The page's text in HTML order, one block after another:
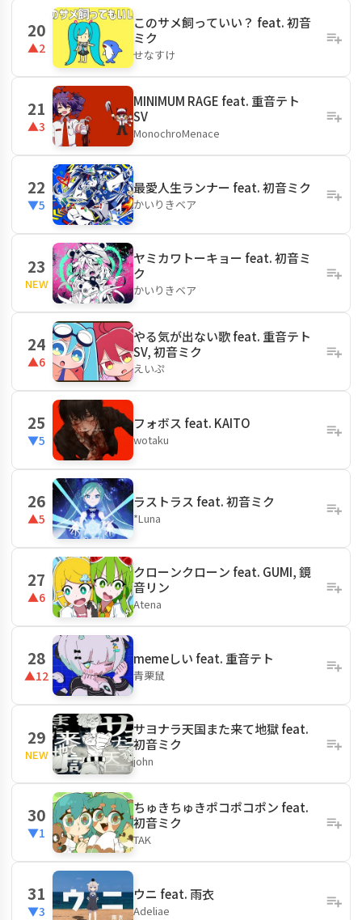
20
▲2
このサメ飼っていい？ feat. 初音
ミク
せなすけ
21
▲3
MINIMUM RAGE feat. 重音テト
SV
MonochroMenace
22
▼5
最愛人生ランナー feat. 初音ミク
かいりきベア
23
NEW
ヤミカワトーキョー feat. 初音ミ
ク
かいりきベア
24
▲6
やる気が出ない歌 feat. 重音テト
SV, 初音ミク
えいぷ
25
▼5
フォボス feat. KAITO
wotaku
26
▲5
ラストラス feat. 初音ミク
*Luna
27
▲6
クローンクローン feat. GUMI, 鏡
音リン
Atena
28
▲12
memeしい feat. 重音テト
青栗鼠
29
NEW
サヨナラ天国また来て地獄 feat.
初音ミク
john
30
▼1
ちゅきちゅきポコポコポン feat.
初音ミク
TAK
31
▼3
ウニ feat. 雨衣
Adeliae